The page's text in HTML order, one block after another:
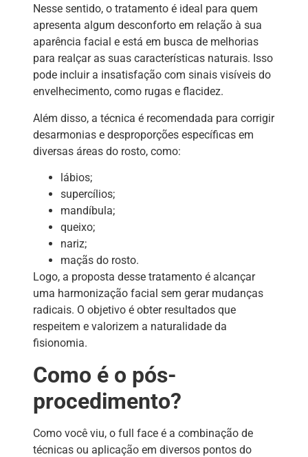
Nesse sentido, o tratamento é ideal para quem
apresenta algum desconforto em relação à sua
aparência facial e está em busca de melhorias
para realçar as suas características naturais. Isso
pode incluir a insatisfação com sinais visíveis do
envelhecimento, como rugas e flacidez.
Além disso, a técnica é recomendada para corrigir
desarmonias e desproporções específicas em
diversas áreas do rosto, como:
lábios;
supercílios;
mandíbula;
queixo;
nariz;
maçãs do rosto.
Logo, a proposta desse tratamento é alcançar
uma harmonização facial sem gerar mudanças
radicais. O objetivo é obter resultados que
respeitem e valorizem a naturalidade da
fisionomia.
Como é o pós-
procedimento?
Como você viu, o full face é a combinação de
técnicas ou aplicação em diversos pontos do